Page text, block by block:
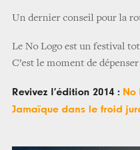
Un dernier conseil pour la
Le No Logo est un festival
C’est le moment de
Revivez l’édition 2014 : No
Jamaïque dans le froid